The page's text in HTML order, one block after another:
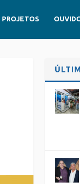
PROJETOS